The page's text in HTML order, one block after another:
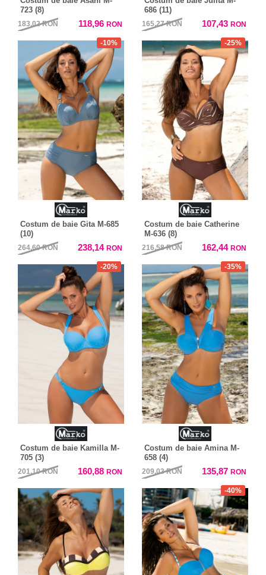
723 (8)
183,02RON 118,96 RON
686 (11)
165,27RON 107,43 RON
-10%
Costum de baie Gita M-685
(10)
264,60RON 238,14 RON
-25%
Costum de baie Catherine
M-636 (8)
216,58RON 162,44 RON
-20%
Costum de baie Kamilla M-
705 (3)
201,10RON 160,88 RON
-35%
Costum de baie Amina M-
658 (4)
209,03RON 135,87 RON
-40%